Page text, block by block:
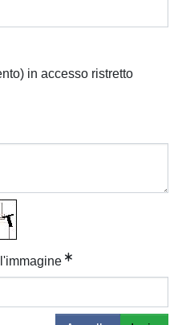
in accesso ristretto